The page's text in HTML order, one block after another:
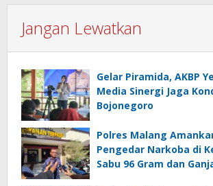
Jangan Lewatkan
Gelar Piramida, AKBP
Media Sinergi Jaga
Bojonegoro
Polres Malang
Pengedar Narkoba di
Sabu 96 Gram dan